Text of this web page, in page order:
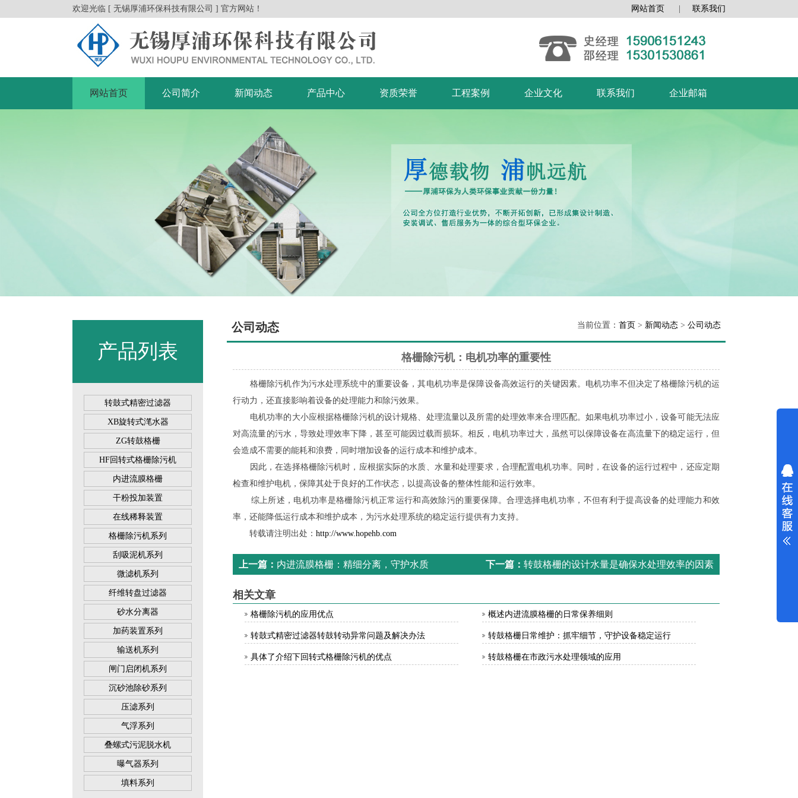
欢迎光临 [ 无锡厚浦环保科技有限公司 ] 官方网站！ 网站首页 联系我们
网站首页 公司简介 新闻动态 产品中心 资质荣誉 工程案例 企业文化 联系我们 企业邮箱
产品列表
转鼓式精密过滤器
XB旋转式滗水器
ZG转鼓格栅
HF回转式格栅除污机
内进流膜格栅
干粉投加装置
在线稀释装置
格栅除污机系列
刮吸泥机系列
微滤机系列
纤维转盘过滤器
砂水分离器
加药装置系列
输送机系列
闸门启闭机系列
沉砂池除砂系列
压滤系列
气浮系列
叠螺式污泥脱水机
曝气器系列
填料系列
公司动态 当前位置： 首页 > 新闻动态 > 公司动态
格栅除污机：电机功率的重要性
格栅除污机作为污水处理系统中的重要设备，其电机功率是保障设备高效运行的关键因素。电机功率不但决定了格栅除污机的运
行动力，还直接影响着设备的处理能力和除污效果。
电机功率的大小应根据格栅除污机的设计规格、处理流量以及所需的处理效率来合理匹配。如果电机功率过小，设备可能无法应
对高流量的污水，导致处理效率下降，甚至可能因过载而损坏。相反，电机功率过大，虽然可以保障设备在高流量下的稳定运行，但
会造成不需要的能耗和浪费，同时增加设备的运行成本和维护成本。
因此，在选择格栅除污机时，应根据实际的水质、水量和处理要求，合理配置电机功率。同时，在设备的运行过程中，还应定期
检查和维护电机，保障其处于良好的工作状态，以提高设备的整体性能和运行效率。
综上所述，电机功率是格栅除污机正常运行和高效除污的重要保障。合理选择电机功率，不但有利于提高设备的处理能力和效
率，还能降低运行成本和维护成本，为污水处理系统的稳定运行提供有力支持。
转载请注明出处： http://www.hopehb.com
上一篇： 内进流膜格栅：精细分离，守护水质 下一篇： 转鼓格栅的设计水量是确保水处理效率的因素
相关文章
格栅除污机的应用优点 概述内进流膜格栅的日常保养细则
转鼓式精密过滤器转鼓转动异常问题及解决办法 转鼓格栅日常维护：抓牢细节，守护设备稳定运行
具体了介绍下回转式格栅除污机的优点 转鼓格栅在市政污水处理领域的应用